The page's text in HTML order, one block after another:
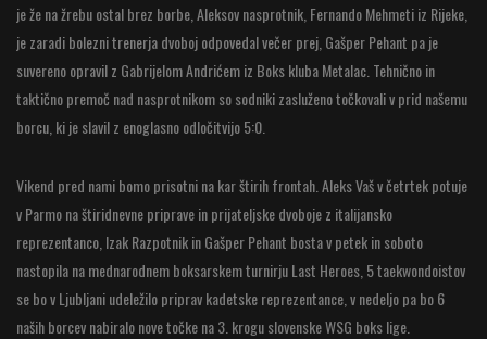
je že na žrebu ostal brez borbe, Aleksov nasprotnik, Fernando Mehmeti iz Rijeke,
je zaradi bolezni trenerja dvoboj odpovedal večer prej, Gašper Pehant pa je
suvereno opravil z Gabrijelom Andrićem iz Boks kluba Metalac. Tehnično in
taktično premoč nad nasprotnikom so sodniki zasluženo točkovali v prid našemu
borcu, ki je slavil z enoglasno odločitvijo 5:0.
Vikend pred nami bomo prisotni na kar štirih frontah. Aleks Vaš v četrtek potuje
v Parmo na štiridnevne priprave in prijateljske dvoboje z italijansko
reprezentanco, Izak Razpotnik in Gašper Pehant bosta v petek in soboto
nastopila na mednarodnem boksarskem turnirju Last Heroes, 5 taekwondoistov
se bo v Ljubljani udeležilo priprav kadetske reprezentance, v nedeljo pa bo 6
naših borcev nabiralo nove točke na 3. krogu slovenske WSG boks lige.